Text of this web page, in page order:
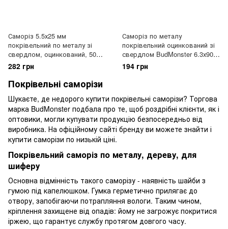
Саморіз 5.5х25 мм
покрівельний по металу зі
свердлом, оцинкований, 500
шт, BudMonster Super
282 грн
Саморіз по металу
покрівельний оцинкований зі
свердлом BudMonster 6.3х90
мм, 100 шт
194 грн
Покрівельні саморізи
Шукаєте, де недорого купити покрівельні саморізи? Торгова
марка BudMonster подбала про те, щоб роздрібні клієнти, як і
оптовики, могли купувати продукцію безпосередньо від
виробника. На офіційному сайті бренду ви можете знайти і
купити саморізи по низькій ціні.
Покрівельний саморіз по металу, дереву, для
шиферу
Основна відмінність такого саморізу - наявність шайби з
гумою під капелюшком. Гумка герметично прилягає до
отвору, запобігаючи потрапляння вологи. Таким чином,
кріплення захищене від опадів: йому не загрожує покритися
іржею, що гарантує службу протягом довгого часу.